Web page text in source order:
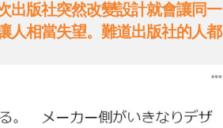
出版社突然改變設計就會讓同一
人相當失望。難道出版社的人都